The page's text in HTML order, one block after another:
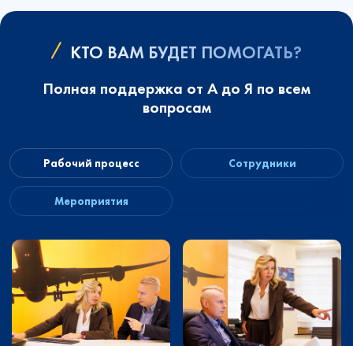
КТО ВАМ БУДЕТ ПОМОГАТЬ?
Полная поддержка от А до Я по всем
вопросам
Рабочий процесс Сотрудники
Мероприятия